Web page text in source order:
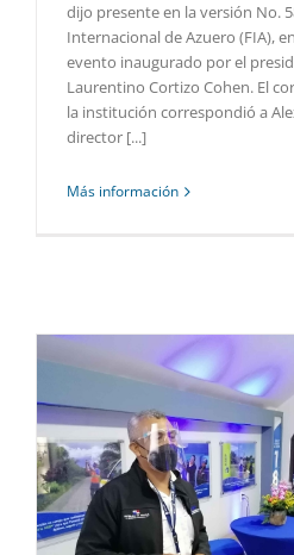
dijo presente en la versión No.
Internacional de Azuero (FIA),
evento inaugurado por el
Laurentino Cortizo Cohen. El
la institución correspondió a
director [...]
Más información